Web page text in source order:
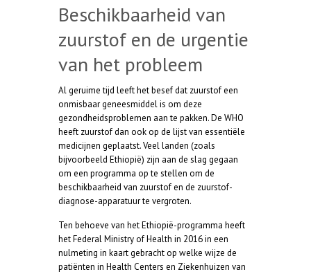
Beschikbaarheid van
zuurstof en de urgentie
van het probleem
Al geruime tijd leeft het besef dat zuurstof een
onmisbaar geneesmiddel is om deze
gezondheidsproblemen aan te pakken. De WHO
heeft zuurstof dan ook op de lijst van essentiële
medicijnen geplaatst. Veel landen (zoals
bijvoorbeeld Ethiopië) zijn aan de slag gegaan
om een programma op te stellen om de
beschikbaarheid van zuurstof en de zuurstof-
diagnose-apparatuur te vergroten.
Ten behoeve van het Ethiopië-programma heeft
het Federal Ministry of Health in 2016 in een
nulmeting in kaart gebracht op welke wijze de
patiënten in Health Centers en Ziekenhuizen van